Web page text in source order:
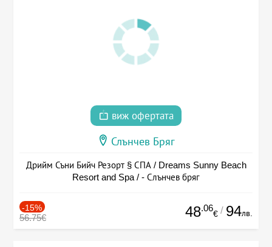
виж офертата
Слънчев Бряг
Дрийм Съни Бийч Резорт § СПА / Dreams Sunny Beach
Resort and Spa / - Слънчев бряг
-15%
56.75€ 48.06
€ / 94лв.